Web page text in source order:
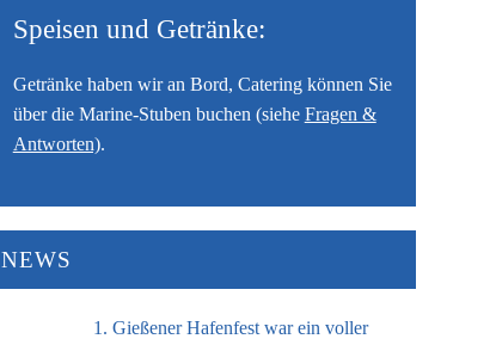
Speisen und Getränke:
Getränke haben wir an Bord, Catering können Sie
über die Marine-Stuben buchen (siehe Fragen &
Antworten).
NEWS
1. Gießener Hafenfest war ein voller